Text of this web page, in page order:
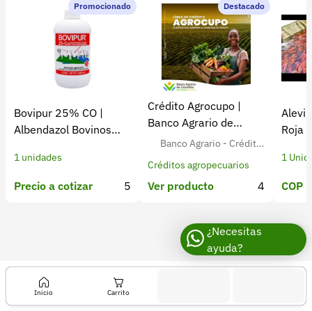
Promocionado
Bovipur 25% CO |
Albendazol Bovinos
1 unidades
Precio a cotizar 5
Destacado
Crédito Agrocupo |
Banco Agrario de
Colombia
Banco Agrario - Crédito
Agropecuario para Agricult
Créditos agropecuarios
Ver producto 4
Roja
1
COP
Recuperar contraseña
Contacto
+57 323 2931928
contacto@croper.com
© 2026 Croper.com Todos los derechos reservados
Versión 5.45.0
Síguenos
Inicio Carrito
¿Necesitas
ayuda?